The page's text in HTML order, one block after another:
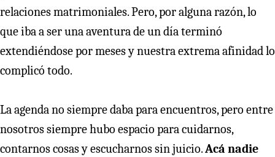
relaciones matrimoniales. Pero, por alguna razón, lo
que iba a ser una aventura de un día terminó
extendiéndose por meses y nuestra extrema afinidad lo
complicó todo.
La agenda no siempre daba para encuentros, pero entre
nosotros siempre hubo espacio para cuidarnos,
contarnos cosas y escucharnos sin juicio.Acá nadie